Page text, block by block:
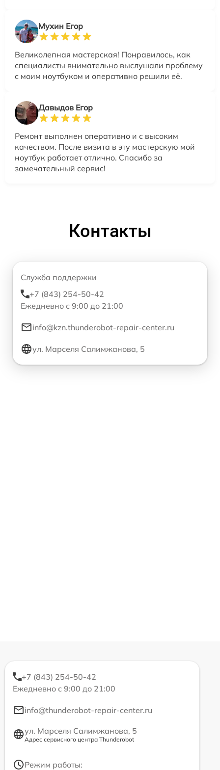
Мухин Егор
Великолепная мастерская! Понравилось, как
специалисты внимательно выслушали проблему
с моим ноутбуком и оперативно решили её.
Давыдов Егор
Ремонт выполнен оперативно и с высоким
качеством. После визита в эту мастерскую мой
ноутбук работает отлично. Спасибо за
замечательный сервис!
Контакты
Служба поддержки
+7 (843) 254-50-42
Ежедневно с 9:00 до 21:00
info@kzn.thunderobot-repair-center.ru
ул. Марселя Салимжанова, 5
+7 (843) 254-50-42
Ежедневно с 9:00 до 21:00
info@thunderobot-repair-center.ru
ул. Марселя Салимжанова, 5
Адрес сервисного центра Thunderobot
Режим работы: